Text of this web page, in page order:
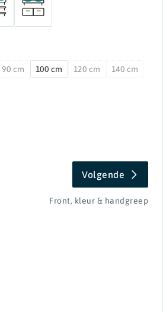
90 cm 100 cm 120 cm
140 cm
Volgende
Front, kleur & handgreep